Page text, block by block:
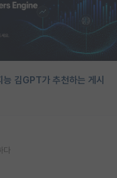
김GPT가 추천하는 게시